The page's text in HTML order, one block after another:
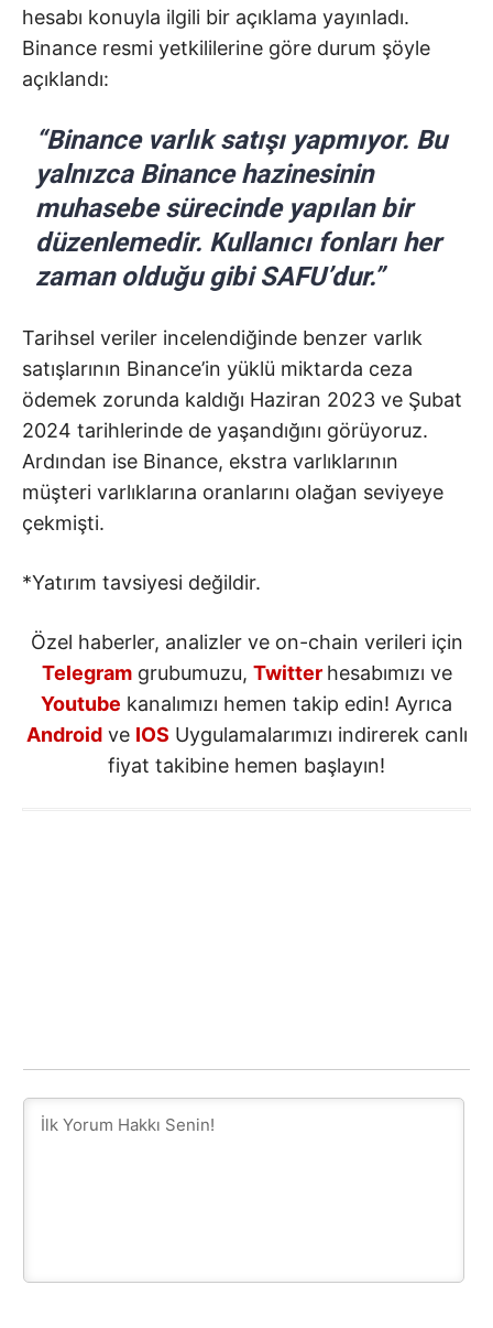
hesabı konuyla ilgili bir açıklama yayınladı.
Binance resmi yetkililerine göre durum şöyle
açıklandı:
“Binance varlık satışı yapmıyor. Bu
yalnızca Binance hazinesinin
muhasebe sürecinde yapılan bir
düzenlemedir. Kullanıcı fonları her
zaman olduğu gibi SAFU’dur.”
Tarihsel veriler incelendiğinde benzer varlık
satışlarının Binance’in yüklü miktarda ceza
ödemek zorunda kaldığı Haziran 2023 ve Şubat
2024 tarihlerinde de yaşandığını görüyoruz.
Ardından ise Binance, ekstra varlıklarının
müşteri varlıklarına oranlarını olağan seviyeye
çekmişti.
*Yatırım tavsiyesi değildir.
Özel haberler, analizler ve on-chain verileri için
Telegramgrubumuzu, Twitter hesabımızı ve
Youtube kanalımızı hemen takip edin! Ayrıca
Androidve IOS Uygulamalarımızı indirerek canlı
fiyat takibine hemen başlayın!